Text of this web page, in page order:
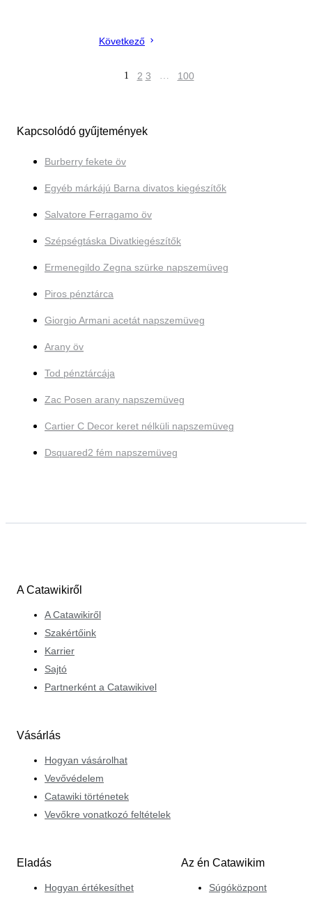
Következő
1 2 3 … 100
Kapcsolódó gyűjtemények
Burberry fekete öv
Egyéb márkájú Barna divatos kiegészítők
Salvatore Ferragamo öv
Szépségtáska Divatkiegészítők
Ermenegildo Zegna szürke napszemüveg
Piros pénztárca
Giorgio Armani acetát napszemüveg
Arany öv
Tod pénztárcája
Zac Posen arany napszemüveg
Cartier C Decor keret nélküli napszemüveg
Dsquared2 fém napszemüveg
A Catawikiről
A Catawikiről
Szakértőink
Karrier
Sajtó
Partnerként a Catawikivel
Vásárlás
Hogyan vásárolhat
Vevővédelem
Catawiki történetek
Vevőkre vonatkozó feltételek
Eladás
Hogyan értékesíthet
Az én Catawikim
Súgóközpont